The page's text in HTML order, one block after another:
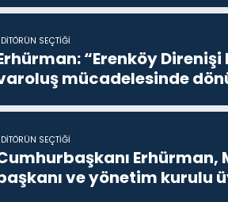
SEÇTIĞI
“Erenköy Direnişi
mücadelesinde
SEÇTIĞI
Erhürman,
ve yönetim kurulu